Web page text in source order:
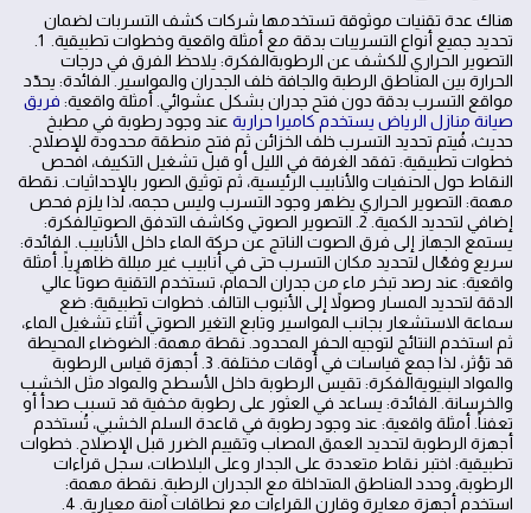
هناك عدة تقنيات موثوقة تستخدمها شركات كشف التسربات لضمان
التصوير الحراري للكشف عن الرطوبةالفكرة: يلاحظ الفرق في درجات
الحرارة بين المناطق الرطبة والجافة خلف الجدران والمواسير. الفائدة: يحدّد
مواقع التسرب بدقة دون فتح جدران بشكل عشوائي. أمثلة واقعية: فريق
صيانة منازل الرياض يستخدم كاميرا حرارية عند وجود رطوبة في مطبخ
حديث، فُيتم تحديد التسرب خلف الخزائن ثم فتح منطقة محدودة للإصلاح.
خطوات تطبيقية: تفقد الغرفة في الليل أو قبل تشغيل التكييف، افحص
النقاط حول الحنفيات والأنابيب الرئيسية، ثم توثيق الصور بالإحداثيات. نقطة
مهمة: التصوير الحراري يظهر وجود التسرب وليس حجمه، لذا يلزم فحص
إضافي لتحديد الكمية. 2. التصوير الصوتي وكاشف التدفق الصوتيالفكرة:
يستمع الجهاز إلى فرق الصوت الناتج عن حركة الماء داخل الأنابيب. الفائدة:
سريع وفعّال لتحديد مكان التسرب حتى في أنابيب غير مبللة ظاهرياً. أمثلة
واقعية: عند رصد تبخر ماء من جدران الحمام، تستخدم التقنية صوتاً عالي
الدقة لتحديد المسار وصولاً إلى الأنبوب التالف. خطوات تطبيقية: ضع
سماعة الاستشعار بجانب المواسير وتابع التغير الصوتي أثناء تشغيل الماء،
ثم استخدم النتائج لتوجيه الحفر المحدود. نقطة مهمة: الضوضاء المحيطة
قد تؤثر، لذا جمع قياسات في أوقات مختلفة. 3. أجهزة قياس الرطوبة
والمواد البنيويةالفكرة: تقيس الرطوبة داخل الأسطح والمواد مثل الخشب
والخرسانة. الفائدة: يساعد في العثور على رطوبة مخفية قد تسبب صدأ أو
تعفناً. أمثلة واقعية: عند وجود رطوبة في قاعدة السلم الخشبي، تُستخدم
أجهزة الرطوبة لتحديد العمق المصاب وتقييم الضرر قبل الإصلاح. خطوات
تطبيقية: اختبر نقاط متعددة على الجدار وعلى البلاطات، سجل قراءات
الرطوبة، وحدد المناطق المتداخلة مع الجدران الرطبة. نقطة مهمة: